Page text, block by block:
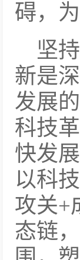
碍，
坚
新是
发展
科技
快发
以科
攻关+
态链